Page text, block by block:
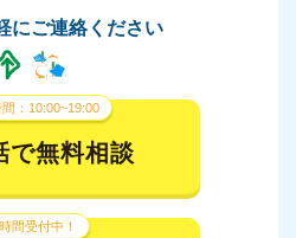
にご連絡ください
：10:00~19:00
で無料相談
間受付中！